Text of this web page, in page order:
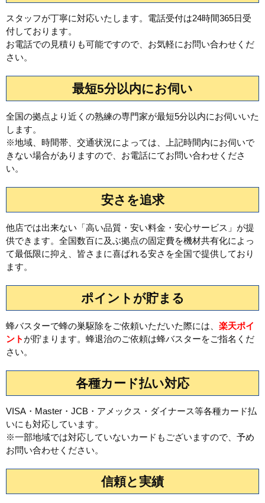
スタッフが丁寧に対応いたします。電話受付は24時間365日受
付しております。
お電話での見積りも可能ですので、お気軽にお問い合わせくだ
さい。
最短5分以内にお伺い
全国の拠点より近くの熟練の専門家が最短5分以内にお伺いいた
します。
※地域、時間帯、交通状況によっては、上記時間内にお伺いで
きない場合がありますので、お電話にてお問い合わせくださ
い。
安さを追求
他店では出来ない「高い品質・安い料金・安心サービス」が提
供できます。全国数百に及ぶ拠点の固定費を機材共有化によっ
て最低限に抑え、皆さまに喜ばれる安さを全国で提供しており
ます。
ポイントが貯まる
蜂バスターで蜂の巣駆除をご依頼いただいた際には、 楽天ポイ
ント が貯まります。蜂退治のご依頼は蜂バスターをご指名くだ
さい。
各種カード払い対応
VISA・Master・JCB・アメックス・ダイナース等各種カード払
いにも対応しています。
※一部地域では対応していないカードもございますので、予め
お問い合わせください。
信頼と実績